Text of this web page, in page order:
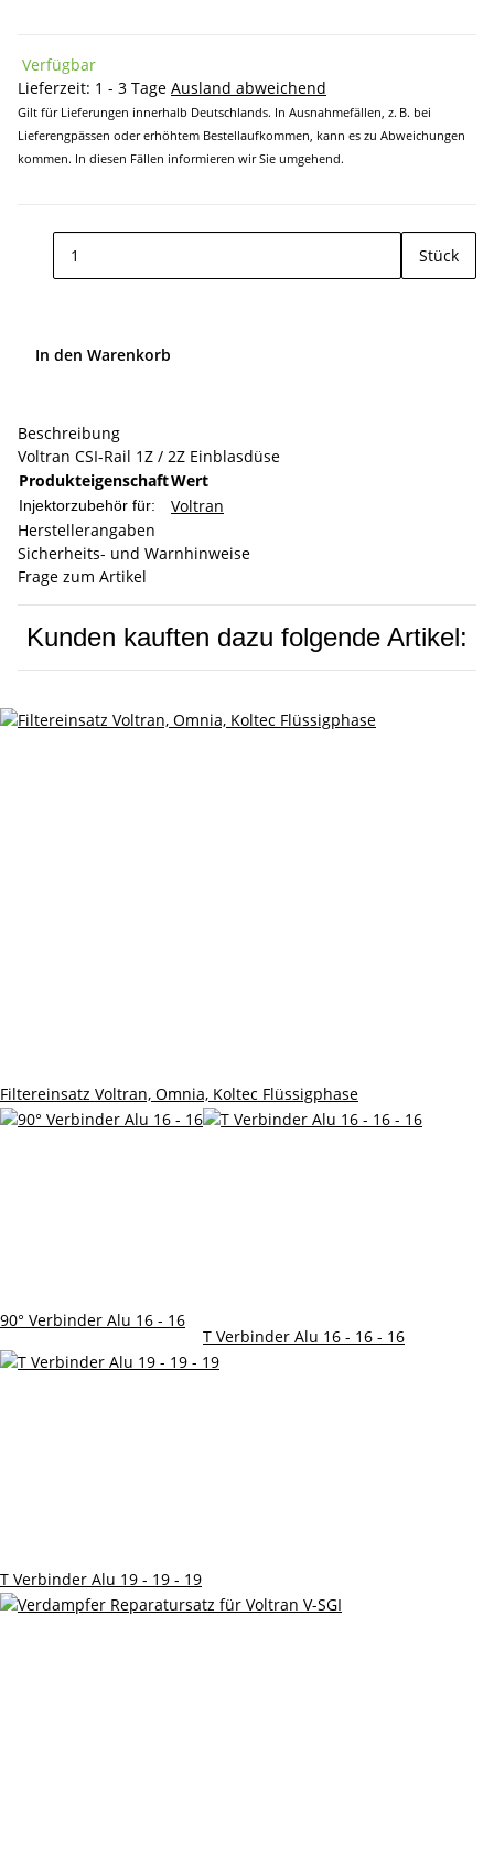
Verfügbar
Lieferzeit: 1 - 3 Tage Ausland abweichend
Gilt für Lieferungen innerhalb Deutschlands. In Ausnahmefällen, z. B. bei
Lieferengpässen oder erhöhtem Bestellaufkommen, kann es zu Abweichungen
kommen. In diesen Fällen informieren wir Sie umgehend.
Stück
In den Warenkorb
Beschreibung
Voltran CSI-Rail 1Z / 2Z Einblasdüse
ProdukteigenschaftWert
Injektorzubehör für:
Voltran
Herstellerangaben
Sicherheits- und Warnhinweise
Frage zum Artikel
Kunden kauften dazu folgende Artikel:
Filtereinsatz Voltran, Omnia, Koltec Flüssigphase
90° Verbinder Alu 16 - 16
T Verbinder Alu 16 - 16 - 16
T Verbinder Alu 19 - 19 - 19